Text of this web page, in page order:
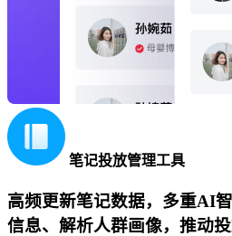
笔记投放管理工具
高频更新笔记数据，多重AI
信息、解析人群画像，推动投